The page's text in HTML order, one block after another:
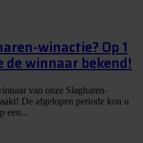
winactie? Op 1
winnaar bekend!
van onze Slagharen-
De afgelopen periode kon u
een...